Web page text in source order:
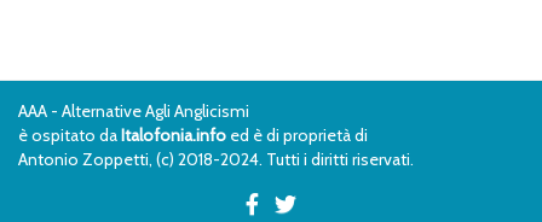
AAA - Alternative Agli Anglicismi
è ospitato daItalofonia.info ed è di proprietà di
Antonio Zoppetti, (c) 2018-2024. Tutti i diritti riservati.